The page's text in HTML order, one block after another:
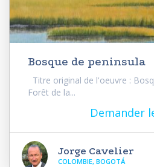
Bosque de peninsula
Titre original de l'oeuvre :
Forêt de la...
Demander
Jorge Cavelier
COLOMBIE, BOGOTÁ